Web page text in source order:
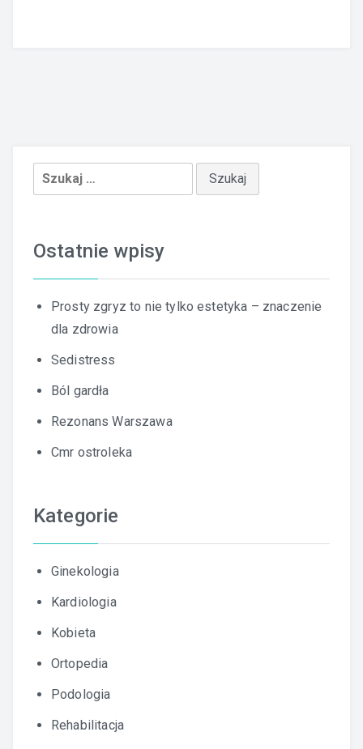
Szukaj:
Ostatnie wpisy
Prosty zgryz to nie tylko estetyka – znaczenie
dla zdrowia
Sedistress
Ból gardła
Rezonans Warszawa
Cmr ostroleka
Kategorie
Ginekologia
Kardiologia
Kobieta
Ortopedia
Podologia
Rehabilitacja